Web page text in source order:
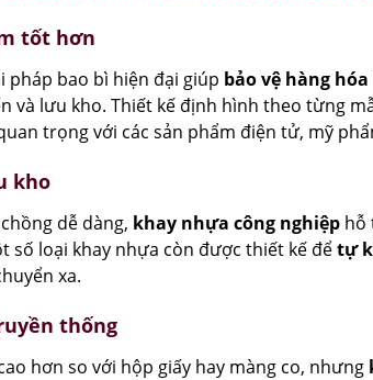
tốt hơn
pháp bao bì hiện đại giúp bảo vệ hàng
và lưu kho. Thiết kế định hình theo từng
trọng với các sản phẩm điện tử, mỹ
kho
dễ dàng, khay nhựa công nghiệp hỗ
số loại khay nhựa còn được thiết kế đểtự
xa.
thống
hơn so với hộp giấy hay màng co, nhưng